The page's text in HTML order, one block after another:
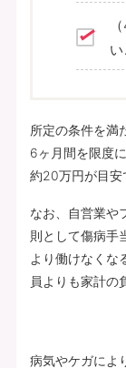
い
所定の条件を満
6ヶ月間を限度
約20万円が目安
なお、自営業や
則として傷病手
より働けなくな
員よりも家計の
病気やケガによ